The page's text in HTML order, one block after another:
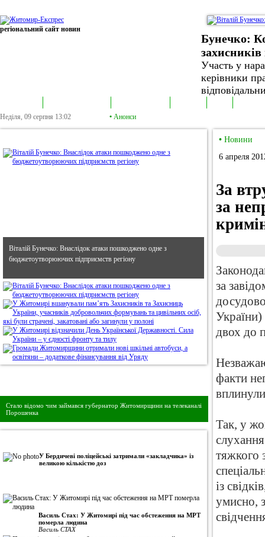
регіональний сайт новин
Бунечко:
захисників
Участь у
керівники
Неділя, 09 серпня 13:02 • Анонси
Віталій Бунечко: Внаслідок атаки пошкоджено одне з
бюджетоутворюючих підприємств регіону
Стало відомо чим займався губернатор Житомирщини на телеканалі
Порошенка
У Бердичеві поліцейські затримали «закладчика» із
великою кількістю доз
Василь Стах: У Житомирі під час обстеження на МРТ
померла людина
Василь СТАХ
• Новини
6 апреля
За
за
за
України)
двох до
факти
Так, у
тяжкого
із
умисно,